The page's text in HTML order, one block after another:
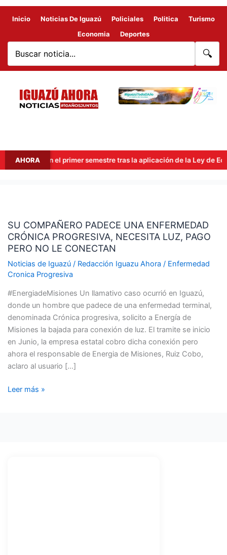
Inicio Noticias De Iguazú Policiales Politica
Turismo
Economia
Deportes
🔍
AHORAen el primer semestre tras la aplicación de la Ley de
SU COMPAÑERO PADECE UNA ENFERMEDAD
CRÓNICA PROGRESIVA, NECESITA LUZ, PAGO
PERO NO LE CONECTAN
Noticias de Iguazú/ Redacción Iguazu Ahora / Enfermedad
Cronica Progresiva
#EnergiadeMisiones Un llamativo caso ocurrió en Iguazú,
donde un hombre que padece de una enfermedad terminal,
denominada Crónica progresiva, solicito a Energía de
Misiones la bajada para conexión de luz. El tramite se inicio
en Junio, la empresa estatal cobro dicha conexión pero
ahora el responsable de Energia de Misiones, Ruiz Cobo,
aclaro al usuario […]
PADECE
UNA
ENFERMEDAD
CRÓNICA
PROGRESIVA,
LUZ,
PAGO
PERO
NO
LE
CONECTAN
Leer más »